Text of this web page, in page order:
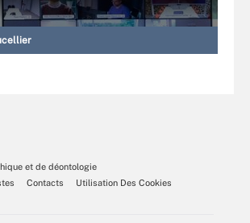
et de déontologie
Contacts
Utilisation Des Cookies